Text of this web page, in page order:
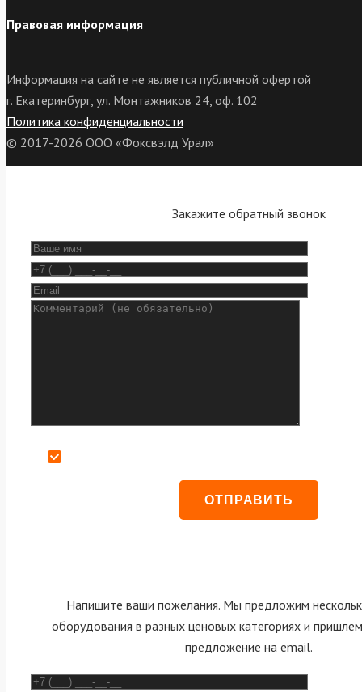
Правовая информация
Информация на сайте не является публичной офертой
г. Екатеринбург, ул. Монтажников 24, оф. 102
Политика конфиденциальности
© 2017-2026 ООО «Фоксвэлд Урал»
Закажите обратный звонок
Напишите ваши пожелания. Мы предложим
оборудования в разных ценовых категориях и
предложение на email.